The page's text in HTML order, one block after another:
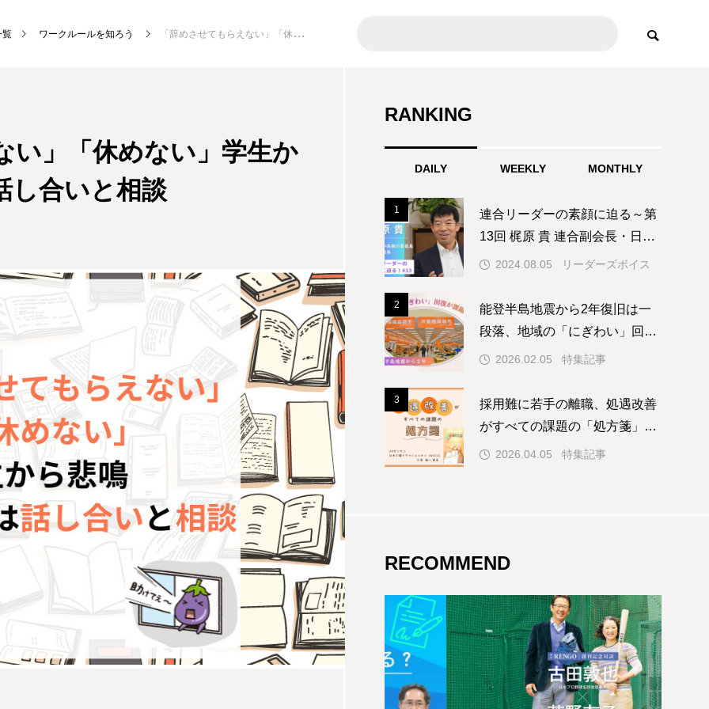
覧 ワークルールを知ろう 「辞めさせてもらえない」「休めない」学生から悲鳴 大事なのは話し合いと相談
い」「休めない」学生か
合いと相談
RANKING
DAILY WEEKLY MONTHLY
1
連合リーダーの素顔に迫る～第
13回 梶原 貴 連合副会長・日教
組中央執行委員長～
2024.08.05 リーダーズボイス
2
能登半島地震から2年復旧は一
段落、地域の「にぎわい」回復
が課題に
2026.02.05 特集記事
3
採用難に若手の離職、処遇改善
がすべての課題の「処方箋」～
介護業界、公定価格が賃上げの
2026.04.05 特集記事
RECOMMEND